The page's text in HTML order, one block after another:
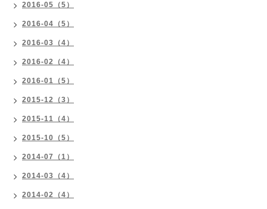
2016-05（5）
2016-04（5）
2016-03（4）
2016-02（4）
2016-01（5）
2015-12（3）
2015-11（4）
2015-10（5）
2014-07（1）
2014-03（4）
2014-02（4）